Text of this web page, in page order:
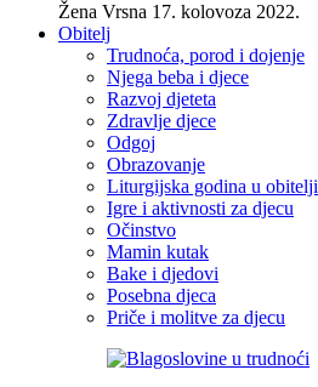
Žena Vrsna 17. kolovoza 2022.
Obitelj
Trudnoća, porod i dojenje
Njega beba i djece
Razvoj djeteta
Zdravlje djece
Odgoj
Obrazovanje
Liturgijska godina u obitelji
Igre i aktivnosti za djecu
Očinstvo
Mamin kutak
Bake i djedovi
Posebna djeca
Priče i molitve za djecu